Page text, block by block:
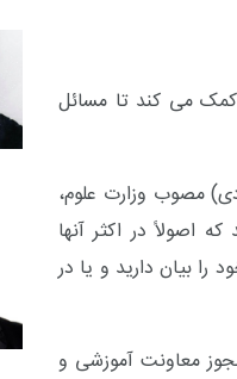
کمک می کند تا مسائل
مصوب وزارت علوم،
اصولاً در اکثر آنها
بیان دارید و یا در
معاونت آموزشی و